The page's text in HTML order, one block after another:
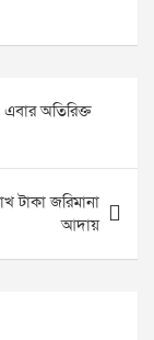
অতিরিক্ত
টাকা জরিমানা
আদায়